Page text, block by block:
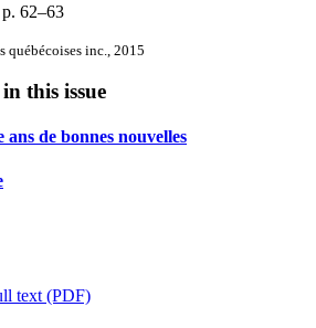
p. 62–63
québécoises inc., 2015
this issue
de bonnes nouvelles
text (PDF)